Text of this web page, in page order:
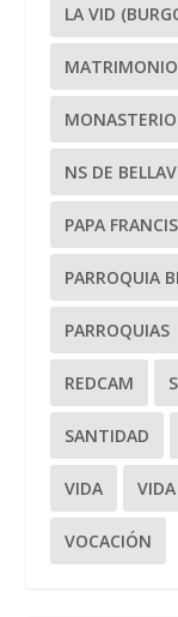
LA VID
MATRIMONIO
NS DE
PAPA
PARROQUIA
PARROQUIAS
REDCAM
SANTIDAD
VIDA
VOCACIÓN